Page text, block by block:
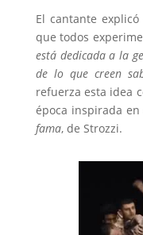
El cantante
que todos
está dedicada a la
de lo que creen
refuerza esta idea
época inspirada
fama, de Strozzi.